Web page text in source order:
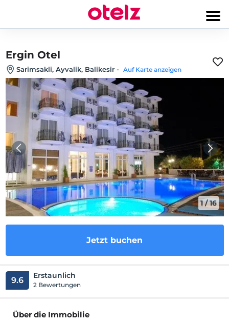
Ergin Otel
Sarimsakli, Ayvalik, Balikesir - Auf Karte anzeigen
1/16
Jetzt buchen
9.6 Erstaunlich
2 Bewertungen
Über die Immobilie